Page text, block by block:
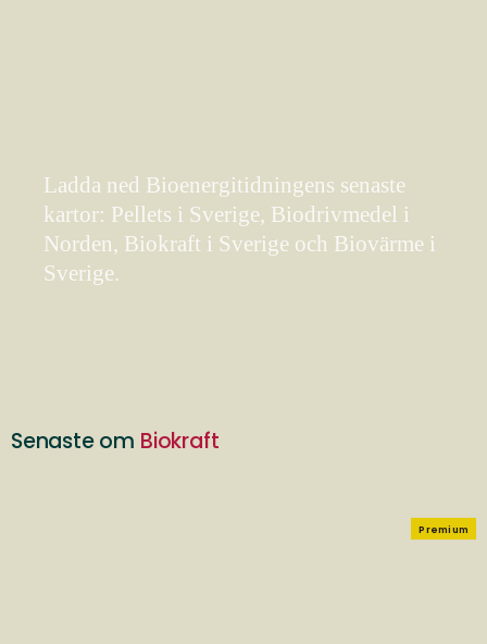
Ladda ned Bioenergitidningens senaste
kartor: Pellets i Sverige, Biodrivmedel i
Norden, Biokraft i Sverige och Biovärme i
Sverige.
Senaste om Biokraft
Premium